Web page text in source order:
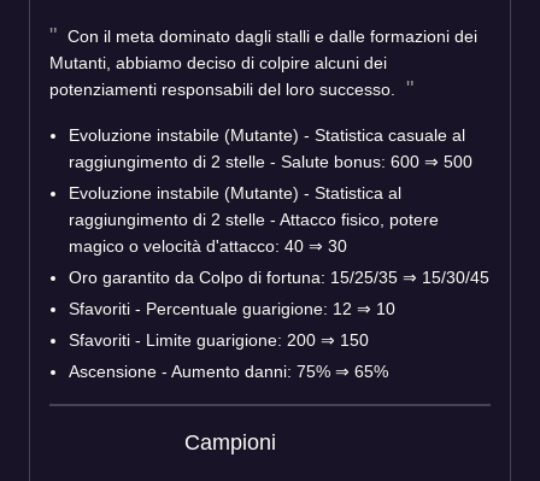
Con il meta dominato dagli stalli e dalle formazioni dei
Mutanti, abbiamo deciso di colpire alcuni dei
potenziamenti responsabili del loro successo.
Evoluzione instabile (Mutante) - Statistica casuale al
raggiungimento di 2 stelle - Salute bonus: 600 ⇒ 500
Evoluzione instabile (Mutante) - Statistica al
raggiungimento di 2 stelle - Attacco fisico, potere
magico o velocità d'attacco: 40 ⇒ 30
Oro garantito da Colpo di fortuna: 15/25/35 ⇒ 15/30/45
Sfavoriti - Percentuale guarigione: 12 ⇒ 10
Sfavoriti - Limite guarigione: 200 ⇒ 150
Ascensione - Aumento danni: 75% ⇒ 65%
Campioni